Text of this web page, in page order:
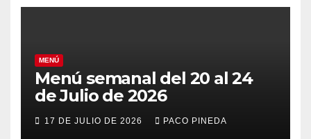
MENÚ
Menú semanal del 20 al 24
de Julio de 2026
17 DE JULIO DE 2026 PACO PINEDA